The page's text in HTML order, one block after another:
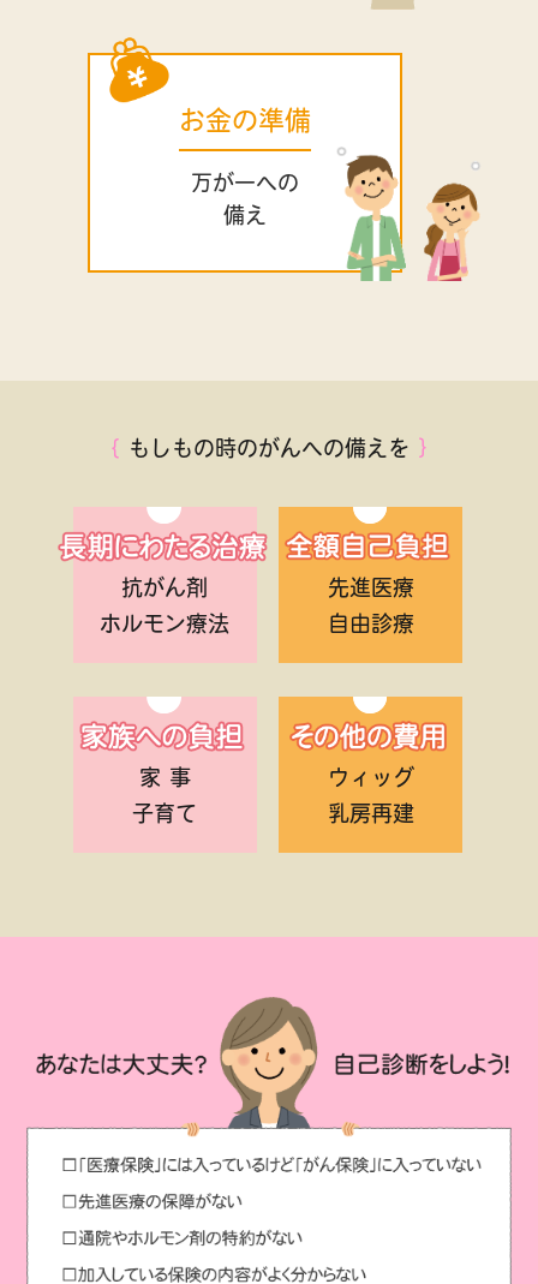
お金の準備
万が一への
備え
｛ もしもの時のがんへの備えを ｝
抗がん剤
ホルモン療法
先進医療
自由診療
家 事
子育て
ウィッグ
乳房再建